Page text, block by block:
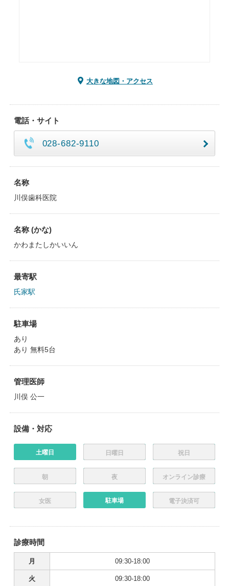
大きな地図・アクセス
電話・サイト
028-682-9110
名称
川俣歯科医院
名称 (かな)
かわまたしかいいん
最寄駅
氏家駅
駐車場
あり
あり 無料5台
管理医師
川俣 公一
設備・対応
土曜日 日曜日 祝日
朝 夜 オンライン診療
女医 駐車場 電子決済可
診療時間
月 09:30-18:00
火 09:30-18:00